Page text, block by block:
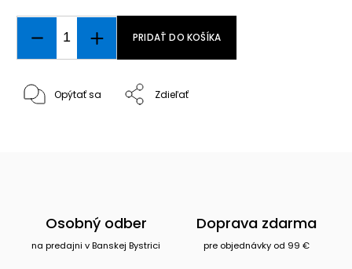
PRIDAŤ DO KOŠÍKA
Opýtať sa Zdieľať
Osobný odber
na predajni v Banskej Bystrici
Doprava zdarma
pre objednávky od 99 €